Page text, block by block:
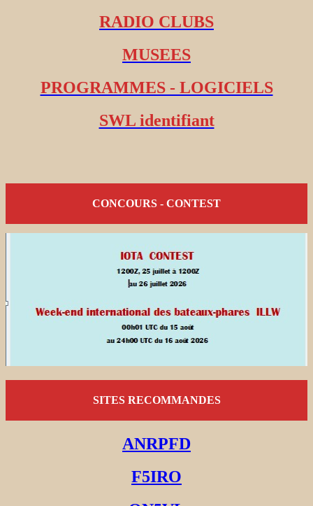
RADIO CLUBS
MUSEES
PROGRAMMES - LOGICIELS
SWL identifiant
CONCOURS - CONTEST
SITES RECOMMANDES
ANRPFD
F5IRO